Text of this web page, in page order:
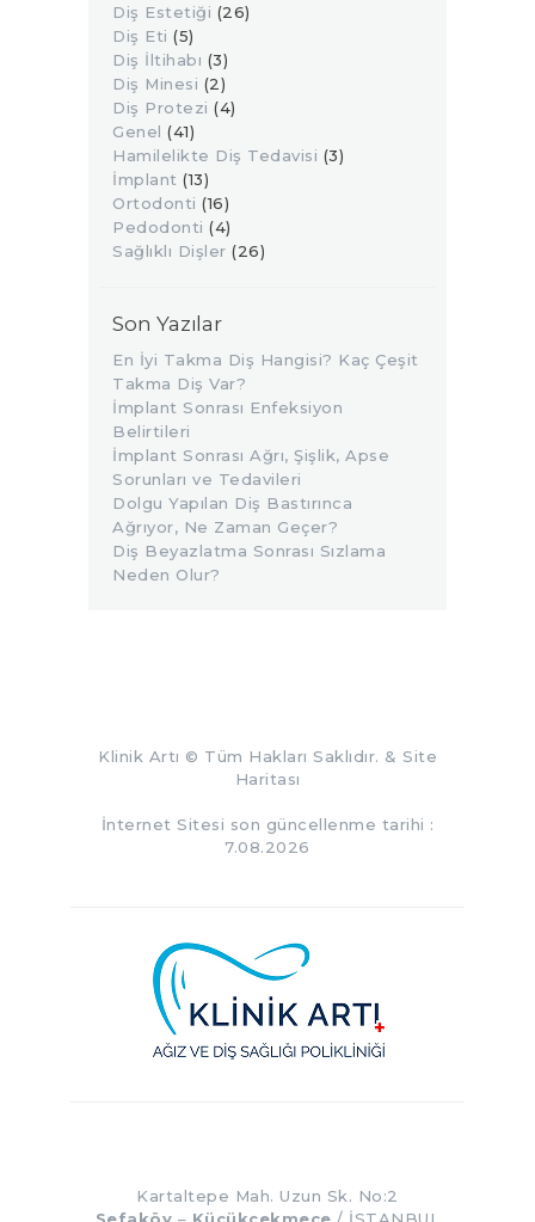
Diş Estetiği (26)
Diş Eti (5)
Diş İltihabı (3)
Diş Minesi (2)
Diş Protezi (4)
Genel (41)
Hamilelikte Diş Tedavisi (3)
İmplant (13)
Ortodonti (16)
Pedodonti (4)
Sağlıklı Dişler (26)
Son Yazılar
En İyi Takma Diş Hangisi? Kaç Çeşit
Takma Diş Var?
İmplant Sonrası Enfeksiyon
Belirtileri
İmplant Sonrası Ağrı, Şişlik, Apse
Sorunları ve Tedavileri
Dolgu Yapılan Diş Bastırınca
Ağrıyor, Ne Zaman Geçer?
Diş Beyazlatma Sonrası Sızlama
Neden Olur?
Klinik Artı © Tüm Hakları Saklıdır. & Site
Haritası
İnternet Sitesi son güncellenme tarihi :
7.08.2026
Kartaltepe Mah. Uzun Sk. No:2